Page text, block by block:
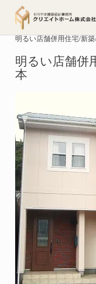
トップページ
明るい店舗併用住宅/新
明るい店舗併
本